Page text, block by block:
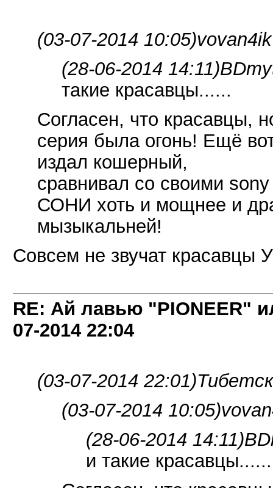
(03-07-2014 10:05)
(28-06-2014 14:11)
такие красавцы......
Согласен, что красавцы,
серия была огонь! Ещё
издал кошерный,
сравнивал со своими
СОНИ хоть и мощнее и
мызыкальней!
Совсем не звучат красавцы
RE: Ай лавью "PIONEER"
07-2014 22:04
(03-07-2014 22:01)
(03-07-2014 10:05)
(28-06-2014 14:11)
и такие красавцы......